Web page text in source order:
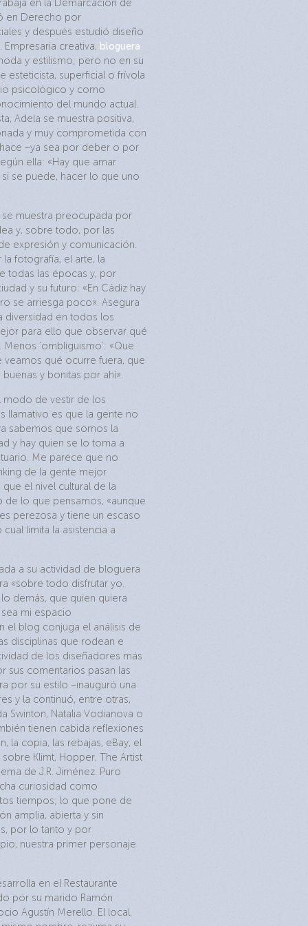
en la Demarcación de
en Derecho por
y después estudió diseño
creativa, bloguera
y estilismo; pero no en su
esteticista, superficial o frívola
psicológico y como
del mundo actual.
Adela se muestra positiva,
y muy comprometida con
–ya sea por deber o por
ella: «Hay que amar
se puede, hacer lo que uno
muestra preocupada por
y, sobre todo, por las
expresión y comunicación.
fotografía, el arte, la
todas las épocas y, por
y su futuro: «En Cádiz hay
se arriesga poco». Asegura
diversidad en todos los
para ello que observar qué
‘ombliguismo’: «Que
veamos qué ocurre fuera, que
y bonitas por ahí».
modo de vestir de los
llamativo es que la gente no
sabemos que somos la
y hay quien se lo toma a
Me parece que no
de la gente mejor
que el nivel cultural de la
de lo que pensamos, «aunque
perezosa y tiene un escaso
limita la asistencia a
a su actividad de bloguera
«sobre todo disfrutar yo.
demás, que quien quiera
mi espacio
el blog conjuga el análisis de
disciplinas que rodean e
de los diseñadores más
sus comentarios pasan las
por su estilo –inauguró una
y la continuó, entre otras,
Swinton, Natalia Vodianova o
tienen cabida reflexiones
la copia, las rebajas, eBay, el
Klimt, Hopper, The Artist
de J.R. Jiménez. Puro
curiosidad como
tiempos; lo que pone de
amplia, abierta y sin
por lo tanto y por
nuestra primer personaje
en el Restaurante
por su marido Ramón
Agustín Merello. El local,